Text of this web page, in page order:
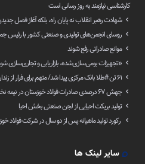
کارشناسی نیازمند به روز رسانی است
شهادت رهبر انقلاب نه پایان راه، بلکه آغاز فصل
روسای انجمن‌های تولیدی و صنعتی کشور با رئیس
موانع صادراتی رفع شوند
«تجهیزات بومی‌سازی‌شده، بازاریابی و تجاری‌سازی
۶۱ تن ‌#طلا بانک مرکزی پیدا شد/ متهم برای فرار از زندان پولپاشی می‌کند
جهش ۶۷ درصدی صادرات فولاد خوزستان در نیمه نخست سال ۱۴۰۴
تولید بریکت احیایی از لجن صنعتی بخش احیا
رکورد تولید ماهیانه پس از دو سال در شرکت فولاد
سایر لینک ها